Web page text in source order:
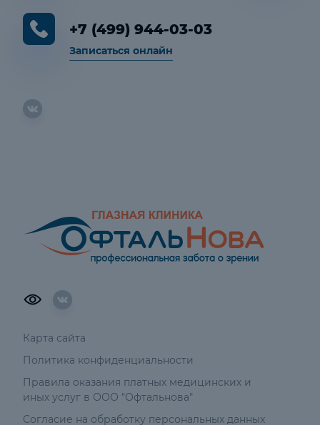
+7 (499) 944-03-03
Записаться онлайн
Карта сайта
Политика конфиденциальности
Правила оказания платных медицинских и
иных услуг в ООО "Офтальнова"
Согласие на обработку персональных данных